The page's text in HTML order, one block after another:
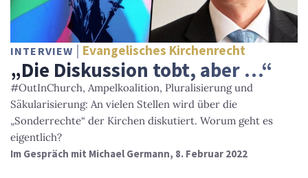
INTERVIEW Evangelisches Kirchenrecht
„Die Diskussion tobt, aber …“
#OutInChurch, Ampelkoalition, Pluralisierung und
Säkularisierung: An vielen Stellen wird über die
„Sonderrechte“ der Kirchen diskutiert. Worum geht es
eigentlich?
Im Gespräch mit Michael Germann, 8. Februar 2022